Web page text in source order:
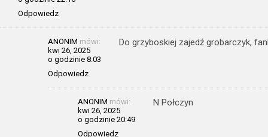
Odpowiedz
ANONIM mówi:
kwi 26, 2025
o godzinie 8:03
Odpowiedz
Do grzyboskiej zajedź grobarczyk,
ANONIM mówi:
kwi 26, 2025
o godzinie 20:49
Odpowiedz
N Połczyn